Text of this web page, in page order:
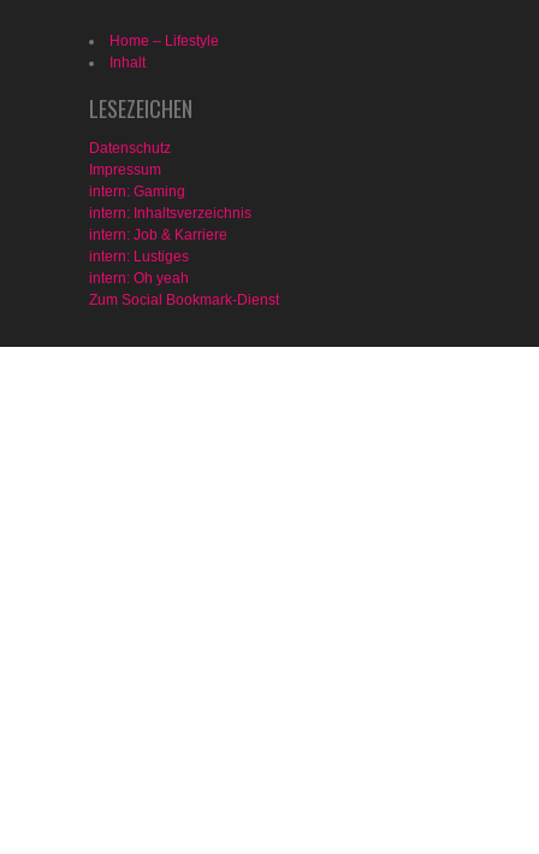
Home – Lifestyle
Inhalt
LESEZEICHEN
Datenschutz
Impressum
intern: Gaming
intern: Inhaltsverzeichnis
intern: Job & Karriere
intern: Lustiges
intern: Oh yeah
Zum Social Bookmark-Dienst